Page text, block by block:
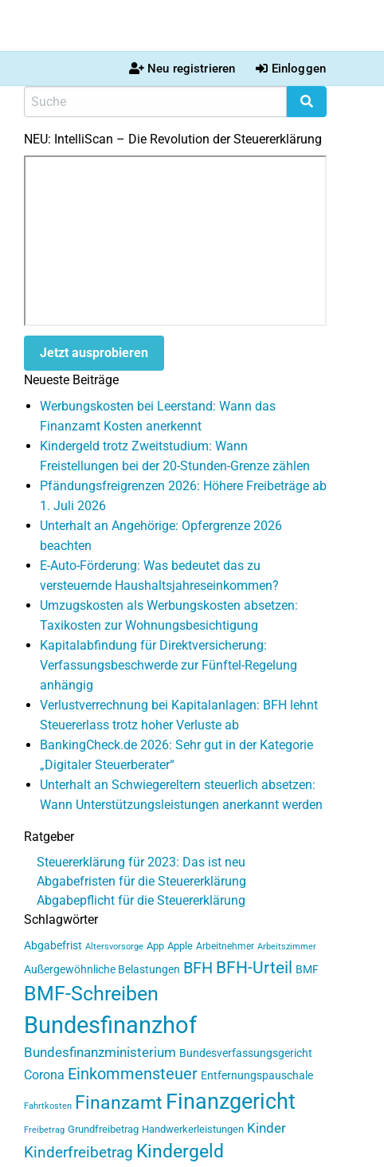
Neu registrieren Einloggen
NEU: IntelliScan – Die Revolution der Steuererklärung
Jetzt ausprobieren
Neueste Beiträge
Werbungskosten bei Leerstand: Wann das
Finanzamt Kosten anerkennt
Kindergeld trotz Zweitstudium: Wann
Freistellungen bei der 20-Stunden-Grenze zählen
Pfändungsfreigrenzen 2026: Höhere Freibeträge ab
1. Juli 2026
Unterhalt an Angehörige: Opfergrenze 2026
beachten
E-Auto-Förderung: Was bedeutet das zu
versteuernde Haushaltsjahreseinkommen?
Umzugskosten als Werbungskosten absetzen:
Taxikosten zur Wohnungsbesichtigung
Kapitalabfindung für Direktversicherung:
Verfassungsbeschwerde zur Fünftel-Regelung
anhängig
Verlustverrechnung bei Kapitalanlagen: BFH lehnt
Steuererlass trotz hoher Verluste ab
BankingCheck.de 2026: Sehr gut in der Kategorie
„Digitaler Steuerberater“
Unterhalt an Schwiegereltern steuerlich absetzen:
Wann Unterstützungsleistungen anerkannt werden
Ratgeber
Steuererklärung für 2023: Das ist neu
Abgabefristen für die Steuererklärung
Abgabepflicht für die Steuererklärung
Schlagwörter
Abgabefrist Altersvorsorge App Apple Arbeitnehmer Arbeitszimmer
Außergewöhnliche Belastungen BFH BFH-Urteil BMF
BMF-Schreiben
Bundesfinanzhof
Bundesfinanzministerium Bundesverfassungsgericht
Corona Einkommensteuer Entfernungspauschale
Fahrtkosten Finanzamt Finanzgericht
Freibetrag Grundfreibetrag Handwerkerleistungen Kinder
Kinderfreibetrag Kindergeld